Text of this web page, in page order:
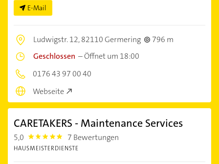
E-Mail
Ludwigstr. 12,82110 Germering
796 m
Geschlossen –Öffnet um 18:00
0176 43 97 00 40
Webseite
CARETAKERS - Maintenance Services
5,0 5.0 7 Bewertungen
HAUSMEISTERDIENSTE